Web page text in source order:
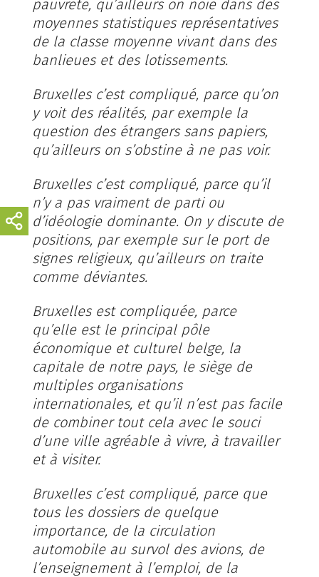
pauvreté, qu’ailleurs on noie dans des
moyennes statistiques représentatives
de la classe moyenne vivant dans des
banlieues et des lotissements.
Bruxelles c’est compliqué, parce qu’on
y voit des réalités, par exemple la
question des étrangers sans papiers,
qu’ailleurs on s’obstine à ne pas voir.
Bruxelles c’est compliqué, parce qu’il
n’y a pas vraiment de parti ou
d’idéologie dominante. On y discute de
positions, par exemple sur le port de
signes religieux, qu’ailleurs on traite
comme déviantes.
Bruxelles est compliquée, parce
qu’elle est le principal pôle
économique et culturel belge, la
capitale de notre pays, le siège de
multiples organisations
internationales, et qu’il n’est pas facile
de combiner tout cela avec le souci
d’une ville agréable à vivre, à travailler
et à visiter.
Bruxelles c’est compliqué, parce que
tous les dossiers de quelque
importance, de la circulation
automobile au survol des avions, de
l’enseignement à l’emploi, de la